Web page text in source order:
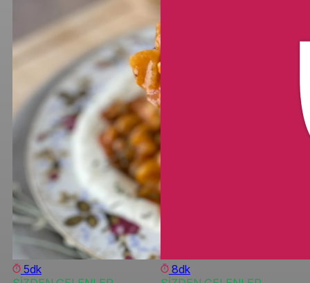
5dk
8dk